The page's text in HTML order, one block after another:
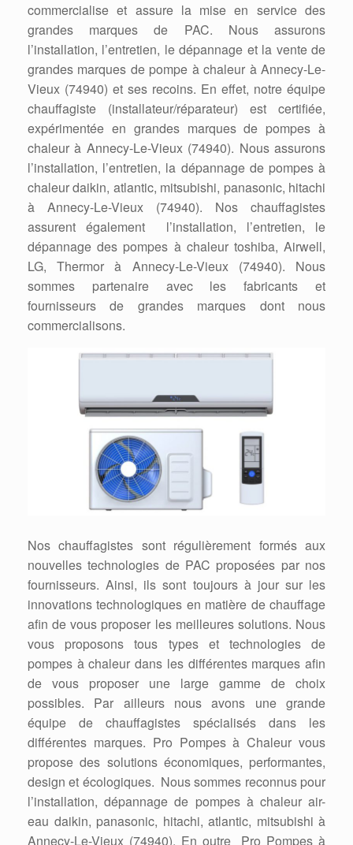
commercialise et assure la mise en service des
grandes marques de PAC. Nous assurons
l’installation, l’entretien, le dépannage et la vente de
grandes marques de pompe à chaleur à Annecy-Le-
Vieux (74940) et ses recoins. En effet, notre équipe
chauffagiste (installateur/réparateur) est certifiée,
expérimentée en grandes marques de pompes à
chaleur à Annecy-Le-Vieux (74940). Nous assurons
l’installation, l’entretien, la dépannage de pompes à
chaleur daikin, atlantic, mitsubishi, panasonic, hitachi
à Annecy-Le-Vieux (74940). Nos chauffagistes
assurent également l’installation, l’entretien, le
dépannage des pompes à chaleur toshiba, Airwell,
LG, Thermor à Annecy-Le-Vieux (74940). Nous
sommes partenaire avec les fabricants et
fournisseurs de grandes marques dont nous
commercialisons.
Nos chauffagistes sont régulièrement formés aux
nouvelles technologies de PAC proposées par nos
fournisseurs. Ainsi, ils sont toujours à jour sur les
innovations technologiques en matière de chauffage
afin de vous proposer les meilleures solutions. Nous
vous proposons tous types et technologies de
pompes à chaleur dans les différentes marques afin
de vous proposer une large gamme de choix
possibles. Par ailleurs nous avons une grande
équipe de chauffagistes spécialisés dans les
différentes marques. Pro Pompes à Chaleur vous
propose des solutions économiques, performantes,
design et écologiques. Nous sommes reconnus pour
l’installation, dépannage de pompes à chaleur air-
eau daikin, panasonic, hitachi, atlantic, mitsubishi à
Annecy-Le-Vieux (74940). En outre Pro Pompes à